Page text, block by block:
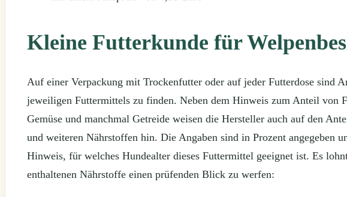
Kleine Futterkunde für
Auf einer Verpackung mit Trockenfutter oder auf jeder Futterdose sind
jeweiligen Futtermittels zu finden. Neben dem Hinweis zum Anteil von
Gemüse und manchmal Getreide weisen die Hersteller auch auf den
und weiteren Nährstoffen hin. Die Angaben sind in Prozent angegeben
Hinweis, für welches Hundealter dieses Futtermittel geeignet ist. Es
enthaltenen Nährstoffe einen prüfenden Blick zu werfen: